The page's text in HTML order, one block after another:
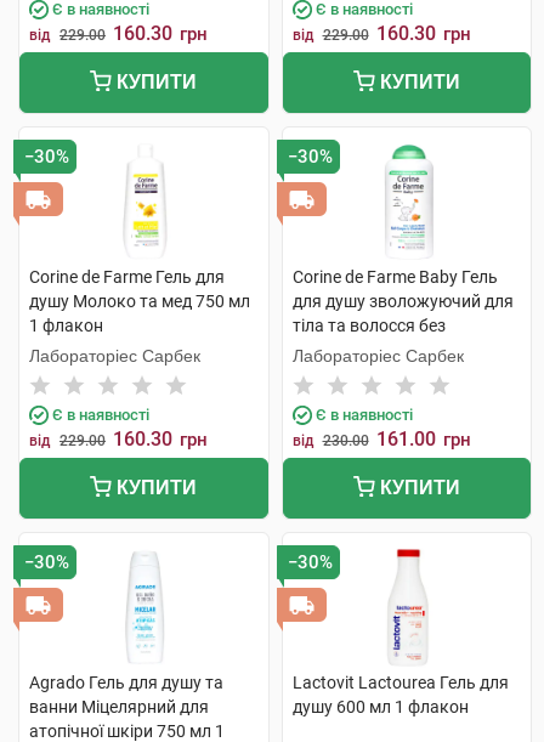
Є в наявності
від 229.00 160.30 грн
КУПИТИ
Є в наявності
від 229.00 160.30 грн
КУПИТИ
−30%
Corine de Farme Гель для
душу Молоко та мед 750 мл
1 флакон
Лабораторіес Сарбек
Є в наявності
від 229.00 160.30 грн
КУПИТИ
−30%
Corine de Farme Baby Гель
для душу зволожуючий для
тіла та волосся без
сульфатів 250 мл 1 флакон
Лабораторіес Сарбек
Є в наявності
від 230.00 161.00 грн
КУПИТИ
−30%
Agrado Гель для душу та
ванни Міцелярний для
атопічної шкіри 750 мл 1
−30%
Lactovit Lactourea Гель для
душу 600 мл 1 флакон